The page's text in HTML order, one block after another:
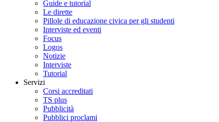
Guide e tutorial
Le dirette
Pillole di educazione civica per gli studenti
Interviste ed eventi
Focus
Logos
Notizie
Interviste
Tutorial
Servizi
Corsi accreditati
TS plus
Pubblicità
Pubblici proclami